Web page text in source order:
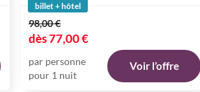
billet + hôtel
98,00 €
dès77,00 €
par personne
pour 1 nuit
Voir l’offre